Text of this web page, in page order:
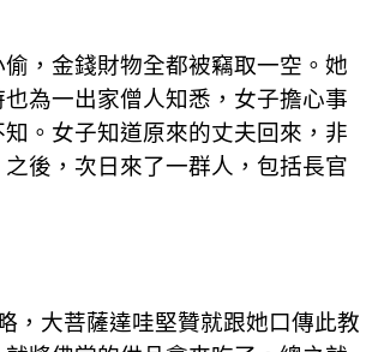
，金錢財物全都被竊取一空。她
為一出家僧人知悉，女子擔心事
。女子知道原來的丈夫回來，非
後，次日來了一群人，包括長官
，大菩薩達哇堅贊就跟她口傳此教